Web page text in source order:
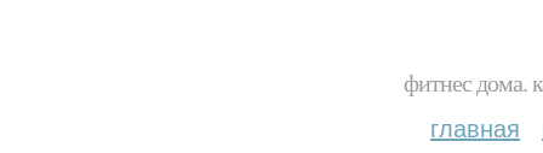
фитнес дома.
главная